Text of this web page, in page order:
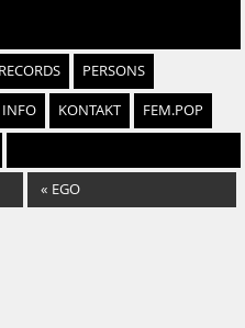
RECORDS PERSONS
INFO KONTAKT FEM.POP
« EGO